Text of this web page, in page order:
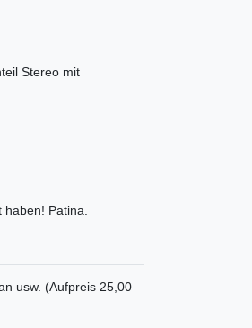
Stereo mit
Patina.
usw. (Aufpreis 25,00